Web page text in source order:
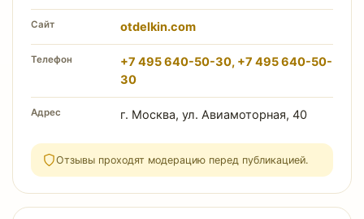
Сайт otdelkin.com
Телефон
+7 495 640-50-30, +7 495 640-50-
30
Адрес г. Москва, ул. Авиамоторная, 40
Отзывы проходят модерацию перед публикацией.